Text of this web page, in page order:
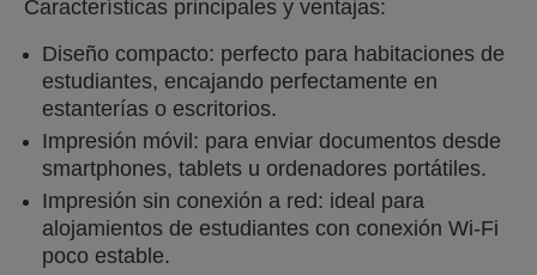
Características principales y ventajas:
Diseño compacto: perfecto para habitaciones de
estudiantes, encajando perfectamente en
estanterías o escritorios.
Impresión móvil: para enviar documentos desde
smartphones, tablets u ordenadores portátiles.
Impresión sin conexión a red: ideal para
alojamientos de estudiantes con conexión Wi-Fi
poco estable.